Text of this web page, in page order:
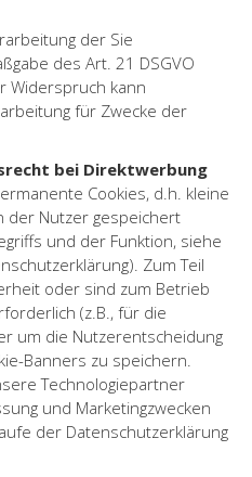
der Sie
des Art. 21 DSGVO
Widerspruch kann
für Zwecke der
bei Direktwerbung
Cookies, d.h. kleine
der Nutzer gespeichert
und der Funktion, siehe
Zum Teil
oder sind zum Betrieb
(z.B., für die
um die Nutzerentscheidung
Banners zu speichern.
Technologiepartner
und Marketingzwecken
der Datenschutzerklärung